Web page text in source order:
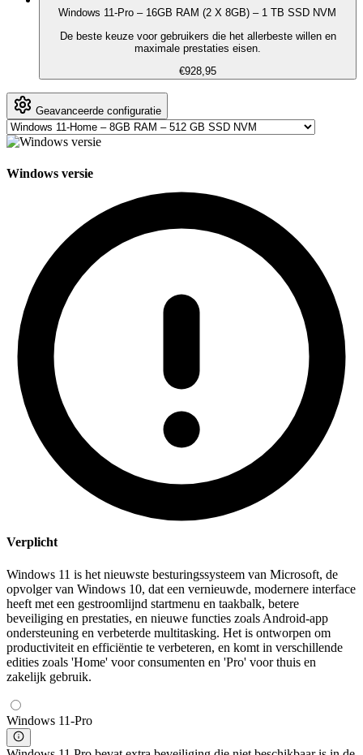
Windows 11-Pro – 16GB RAM (2 X 8GB) – 1 TB SSD NVM
De beste keuze voor gebruikers die het allerbeste willen en
maximale prestaties eisen.
€928,95
Geavanceerde configuratie
Windows versie
Verplicht
Windows 11 is het nieuwste besturingssysteem van Microsoft, de
opvolger van Windows 10, dat een vernieuwde, modernere interface
heeft met een gestroomlijnd startmenu en taakbalk, betere
beveiliging en prestaties, en nieuwe functies zoals Android-app
ondersteuning en verbeterde multitasking. Het is ontworpen om
productiviteit en efficiëntie te verbeteren, en komt in verschillende
edities zoals 'Home' voor consumenten en 'Pro' voor thuis en
zakelijk gebruik.
Windows 11-Pro